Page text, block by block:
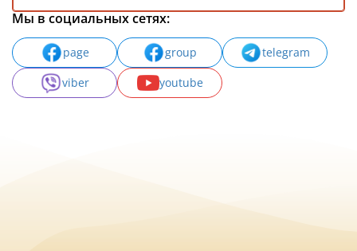
Мы в социальных сетях:
page group
telegram
viber
youtube